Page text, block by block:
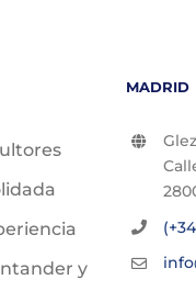
y
MADRID